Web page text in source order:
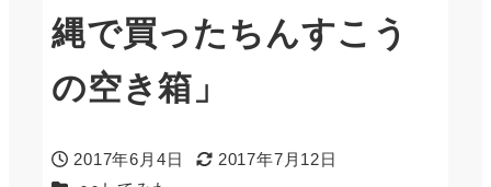
縄で買ったちんすこう
の空き箱」
投稿日
2017年6月4日
更新日
2017年7月12日